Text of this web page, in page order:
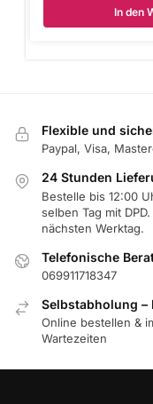
In den
Flexible und
Paypal, Visa,
24 Stunden
Bestelle bis 12:00
selben Tag mit
nächsten Werktag.
Telefonische
069911718347
Selbstabholung –
Online bestellen &
Wartezeiten